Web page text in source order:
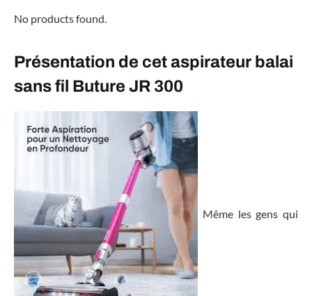
No products found.
Présentation de cet aspirateur balai
sans fil Buture JR 300
Même les gens qui